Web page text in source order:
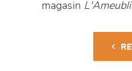
magasin